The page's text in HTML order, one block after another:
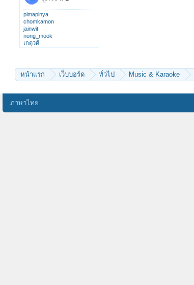
pimapinya
chomkamon
jainwit
nong_mook
เกตุวดี
หน้าแรก เว็บบอร์ด ทั่วไป Music & Karaoke
ภาษาไทย